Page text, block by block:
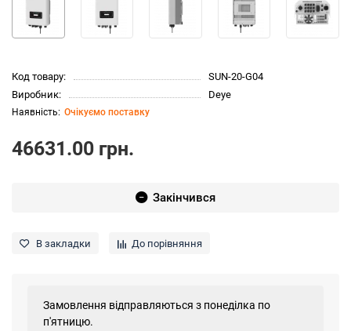
Код товару:
SUN-20-G04
Виробник:
Deye
Очікуємо поставку
46631.00 грн.
Закінчився
В закладки До порівняння
Замовлення відправляються з понеділка по
п'ятницю.